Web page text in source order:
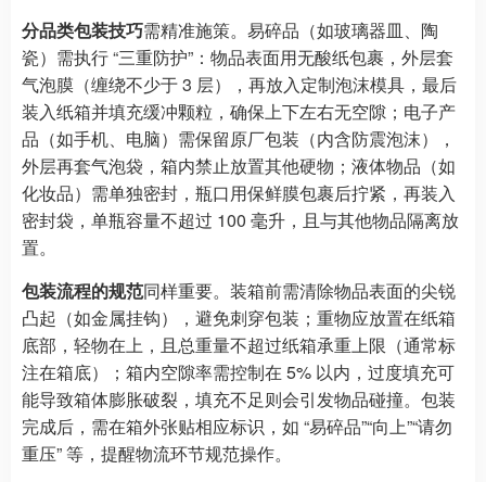
分品类包装技巧需精准施策。易碎品（如玻璃器皿、陶
瓷）需执行 “三重防护”：物品表面用无酸纸包裹，外层套
气泡膜（缠绕不少于 3 层），再放入定制泡沫模具，最后
装入纸箱并填充缓冲颗粒，确保上下左右无空隙；电子产
品（如手机、电脑）需保留原厂包装（内含防震泡沫），
外层再套气泡袋，箱内禁止放置其他硬物；液体物品（如
化妆品）需单独密封，瓶口用保鲜膜包裹后拧紧，再装入
密封袋，单瓶容量不超过 100 毫升，且与其他物品隔离放
置。
包装流程的规范同样重要。装箱前需清除物品表面的尖锐
凸起（如金属挂钩），避免刺穿包装；重物应放置在纸箱
底部，轻物在上，且总重量不超过纸箱承重上限（通常标
注在箱底）；箱内空隙率需控制在 5% 以内，过度填充可
能导致箱体膨胀破裂，填充不足则会引发物品碰撞。包装
完成后，需在箱外张贴相应标识，如 “易碎品”“向上”“请勿
重压” 等，提醒物流环节规范操作。